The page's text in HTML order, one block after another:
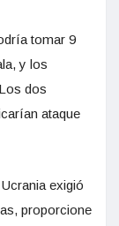
tomar 9
y los
dos
ataque
exigió
proporcione